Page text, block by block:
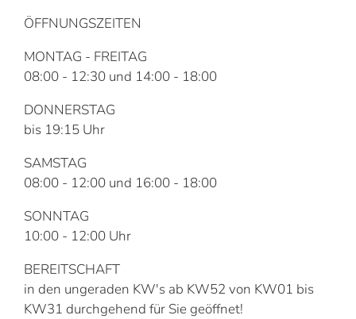
ÖFFNUNGSZEITEN
MONTAG - FREITAG
08:00 - 12:30 und 14:00 - 18:00
DONNERSTAG
bis 19:15 Uhr
SAMSTAG
08:00 - 12:00 und 16:00 - 18:00
SONNTAG
10:00 - 12:00 Uhr
BEREITSCHAFT
in den ungeraden KW's ab KW52 von KW01 bis
KW31 durchgehend für Sie geöffnet!